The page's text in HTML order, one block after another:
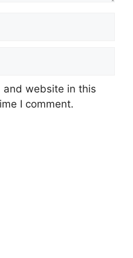
and website in this
I comment.